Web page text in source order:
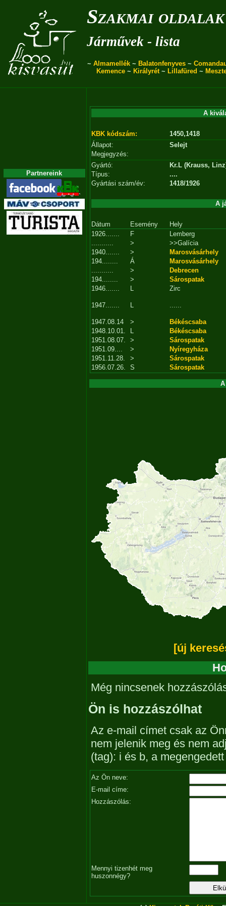
Szakmai oldalak
Járművek - lista
~ Almamellék ~ Balatonfenyves ~
Kemence ~ Királyrét~ Lillafüred ~
Partnereink
A
KBK kódszám:
1450,1418
Állapot:
Selejt
Megjegyzés:
Gyártó:
Kr.L (Krauss,
Típus:
....
Gyártási szám/év:
1418/1926
A
Dátum Esemény
Hely
1926.......
F
Lemberg
...........
>
>>Galícia
1940.......
>
Marosvásárhely
194........
Á
Marosvásárhely
...........
>
Debrecen
194........
>
Sárospatak
1946.......
L Zirc
1947....... L ......
1947.08.14 >
Békéscsaba
1948.10.01.
L
Békéscsaba
1951.08.07.
>
Sárospatak
1951.09....
>
Nyíregyháza
1951.11.28.
>
Sárospatak
1956.07.26.
S Sárospatak
[új
Még nincsenek
Ön is hozzászólhat
Az e-mail címet csak az
nem jelenik meg és nem
(tag): i és b, a
Az Ön neve:
E-mail címe:
Hozzászólás:
Mennyi tizenhét meg
huszonnégy?